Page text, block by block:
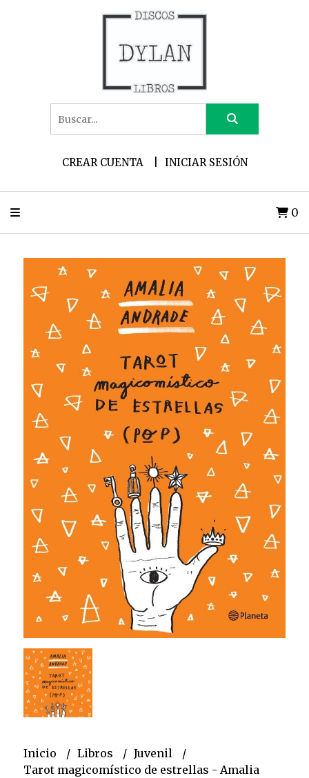
CREAR CUENTA INICIAR SESIÓN
0
Inicio Libros
Juvenil
Tarot magicomístico de estrellas - Amalia